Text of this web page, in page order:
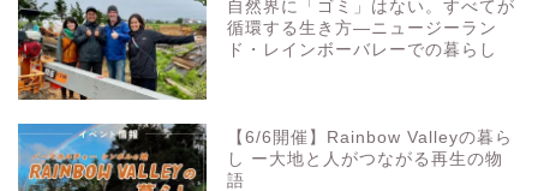
自然界に「ゴミ」はない。すべてが
循環する生き方—ニュージーラン
ド・レインボーバレーでの暮らし
【6/6開催】Rainbow Valleyの暮ら
し ー大地と人がつながる再生の物
語